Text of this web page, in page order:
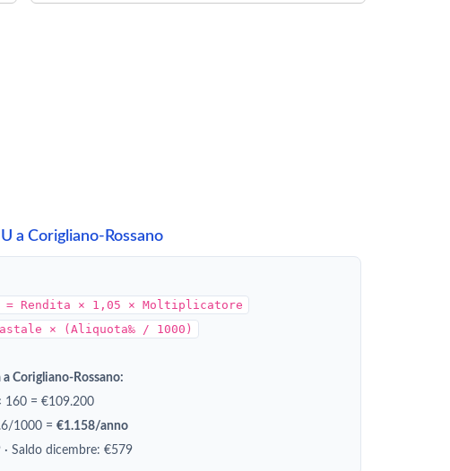
a Corigliano-Rossano
= Rendita × 1,05 × Moltiplicatore
× (Aliquota‰ / 1000)
a Corigliano-Rossano:
160 = €109.200
1000 = €1.158/anno
Saldo dicembre: €579